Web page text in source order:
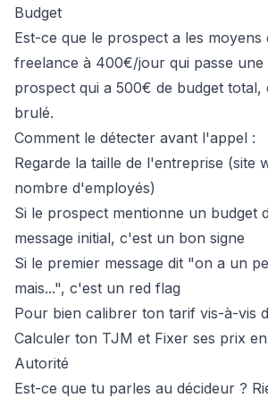
Budget
Est-ce que le prospect a les moyens
freelance à 400€/jour qui passe
prospect qui a 500€ de budget total,
brulé.
Comment le détecter avant l'appel :
Regarde la taille de l'entreprise (site
nombre d'employés)
Si le prospect mentionne un budget
message initial, c'est un bon signe
Si le premier message dit "on a un
mais...", c'est un red flag
Pour bien calibrer ton tarif vis-à-vis
Calculer ton TJM et Fixer ses prix
Autorité
Est-ce que tu parles au décideur ?